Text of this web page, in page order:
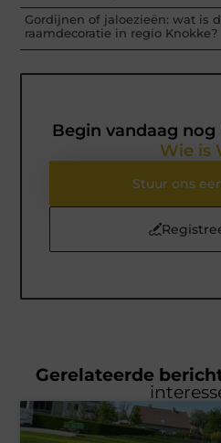
Gordijnen of jaloezieën: wat is
raamdecoratie in regio Knokke?
Begin vandaag
Wie is
Stuur ons
Gerelateerde